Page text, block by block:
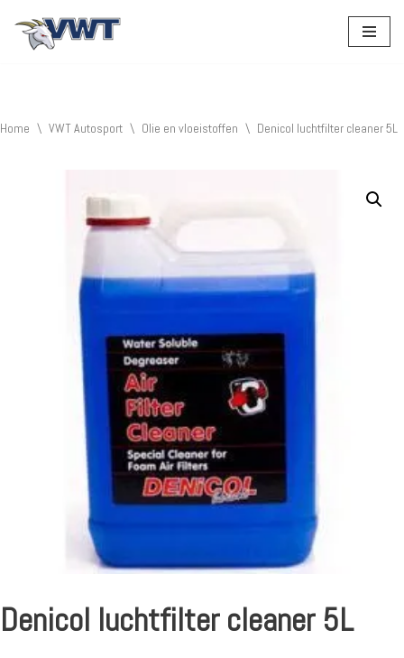
Home \ VWT Autosport \ Olie en vloeistoffen \ Denicol luchtfilter cleaner 5L
Denicol luchtfilter cleaner 5L